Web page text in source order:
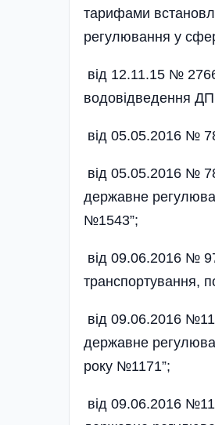
тарифами
регулювання у
від 12.11.15 №
водовідведення ДП
від 05.05.2016 №
від 05.05.2016 №
державне
№1543”;
від 09.06.2016 №
транспортування,
від 09.06.2016
державне
року №1171”;
від 09.06.2016